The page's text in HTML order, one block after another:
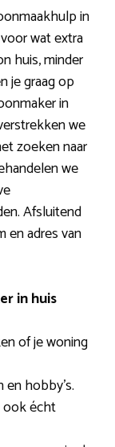
in
wat extra
huis, minder
je graag op
in
we
zoeken naar
we
Afsluitend
en adres van
in huis
of je woning
hobby’s.
ook écht